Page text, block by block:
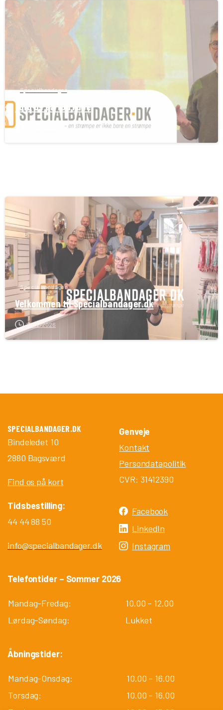
Specialbandager
Følg os på YouTube
Specialbandager
Velkommen til Specialbandager.dk
17/02/2026
SPECIALBANDAGER.DK
Bindeledet 10
2880 Bagsværd
Find os på kort
Tidsbestilling:
44 44 88 50
info@specialbandager.dk
Genveje
Kontakt
Persondatapolitik
CVR: 31412390
Facebook
LinkedIn
Instagram
Telefontider – Sommer 2026
Mandag-Fredag:
10.00 – 12.00
Lørdag-Søndag:
Lukket
Åbningstider:
Mandag-Onsdag:
10.00 – 16.00
Torsdag:
10.00 – 16.00